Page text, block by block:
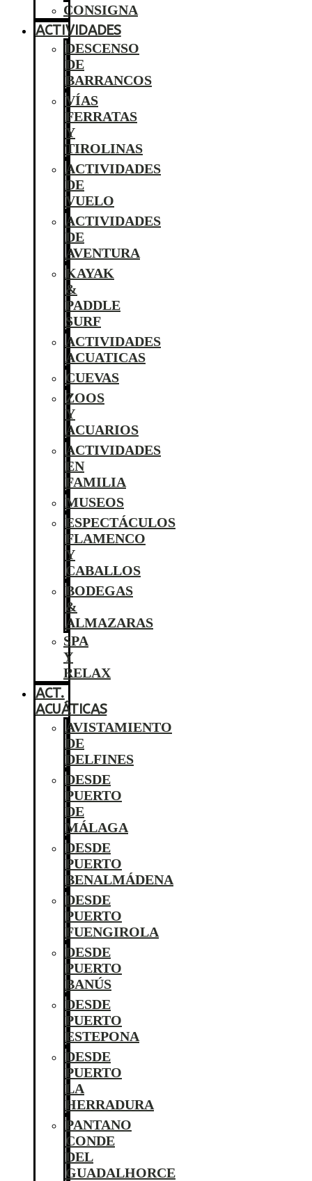
CONSIGNA
ACTIVIDADES
DESCENSO
DE
BARRANCOS
VÍAS
FERRATAS
Y
TIROLINAS
ACTIVIDADES
DE
VUELO
ACTIVIDADES
DE
AVENTURA
KAYAK
&
PADDLE
SURF
ACTIVIDADES
ACUATICAS
CUEVAS
ZOOS
Y
ACUARIOS
ACTIVIDADES
EN
FAMILIA
MUSEOS
ESPECTÁCULOS
FLAMENCO
Y
CABALLOS
BODEGAS
&
ALMAZARAS
SPA
Y
RELAX
ACT.
ACUÁTICAS
AVISTAMIENTO
DE
DELFINES
DESDE
PUERTO
DE
MÁLAGA
DESDE
PUERTO
BENALMÁDENA
DESDE
PUERTO
FUENGIROLA
DESDE
PUERTO
BANÚS
DESDE
PUERTO
ESTEPONA
DESDE
PUERTO
LA
HERRADURA
PANTANO
CONDE
DEL
GUADALHORCE